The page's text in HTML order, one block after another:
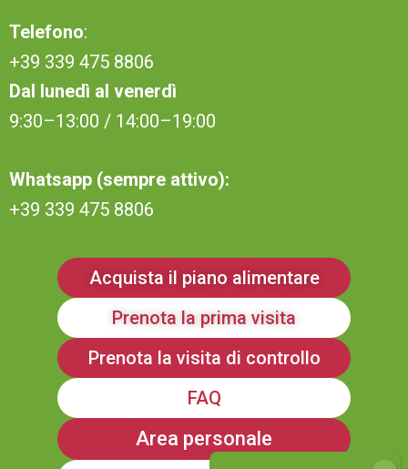
Telefono:
+39 339 475 8806
Dal lunedì al venerdì
9:30–13:00 / 14:00–19:00
Whatsapp (sempre attivo):
+39 339 475 8806
Acquista il piano alimentare
Prenota la prima visita
Prenota la visita di controllo
FAQ
Area personale